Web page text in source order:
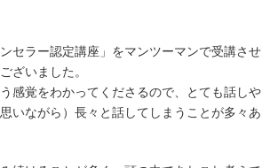
セラー認定講座」をマンツーマンで受講させ
ざいました。
感覚をわかってくださるので、とても話しや
いながら）長々と話してしまうことが多々あ